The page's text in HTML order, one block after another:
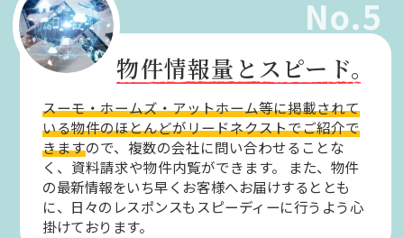
No.5
物件情報量とスピード。
スーモ・ホームズ・アットホーム等に掲載されて
いる物件のほとんどがリードネクストでご紹介で
きますので、複数の会社に問い合わせることな
く、資料請求や物件内覧ができます。
また、物件
の最新情報をいち早くお客様へお届けするととも
に、日々のレスポンスもスピーディーに行うよう心
掛けております。